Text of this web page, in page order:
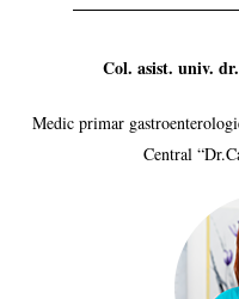
Col. asist. univ.
Medic primar
Central